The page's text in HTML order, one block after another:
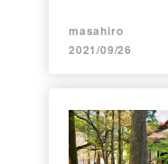
masahiro
2021/09/26